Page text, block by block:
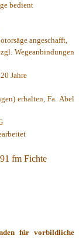
bedient
angeschafft,
Wegeanbindungen
Jahre
erhalten, Fa. Abel
fm Fichte
für vorbildliche